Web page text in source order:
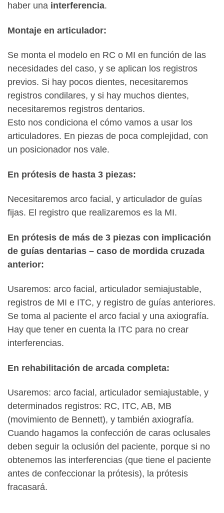
haber una interferencia.
Montaje en articulador:
Se monta el modelo en RC o MI en función de las
necesidades del caso, y se aplican los registros
previos. Si hay pocos dientes, necesitaremos
registros condilares, y si hay muchos dientes,
necesitaremos registros dentarios.
Esto nos condiciona el cómo vamos a usar los
articuladores. En piezas de poca complejidad, con
un posicionador nos vale.
En prótesis de hasta 3 piezas:
Necesitaremos arco facial, y articulador de guías
fijas. El registro que realizaremos es la MI.
En prótesis de más de 3 piezas con implicación
de guías dentarias – caso de mordida cruzada
anterior:
Usaremos: arco facial, articulador semiajustable,
registros de MI e ITC, y registro de guías anteriores.
Se toma al paciente el arco facial y una axiografía.
Hay que tener en cuenta la ITC para no crear
interferencias.
En rehabilitación de arcada completa:
Usaremos: arco facial, articulador semiajustable, y
determinados registros: RC, ITC, AB, MB
(movimiento de Bennett), y también axiografía.
Cuando hagamos la confección de caras oclusales
deben seguir la oclusión del paciente, porque si no
obtenemos las interferencias (que tiene el paciente
antes de confeccionar la prótesis), la prótesis
fracasará.